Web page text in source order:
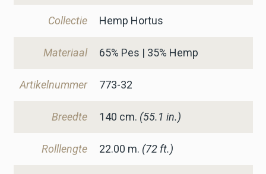
Collectie Hemp Hortus
Materiaal 65% Pes | 35% Hemp
Artikelnummer 773-32
Breedte 140 cm. (55.1 in.)
Rolllengte 22.00 m. (72 ft.)